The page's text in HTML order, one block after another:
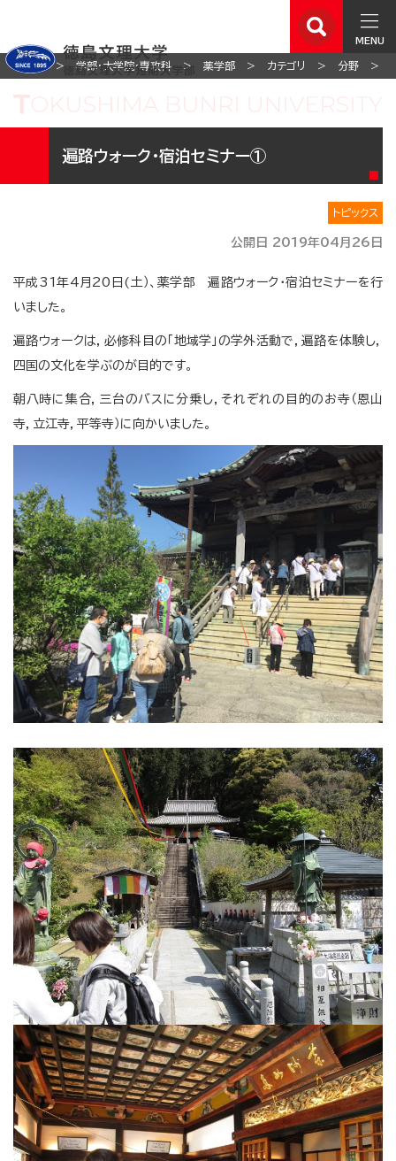
MENU
ホーム 学部・大学院・専攻科 薬学部 カテゴリ 分野
遍路ウォーク・宿泊セミナー①
トピックス
公開日 2019年04月26日
平成31年4月20日(土）、薬学部 遍路ウォーク・宿泊セミナーを行
いました。
遍路ウォークは，必修科目の「地域学」の学外活動で，遍路を体験し，
四国の文化を学ぶのが目的です。
朝八時に集合，三台のバスに分乗し，それぞれの目的のお寺（恩山
寺，立江寺，平等寺）に向かいました。